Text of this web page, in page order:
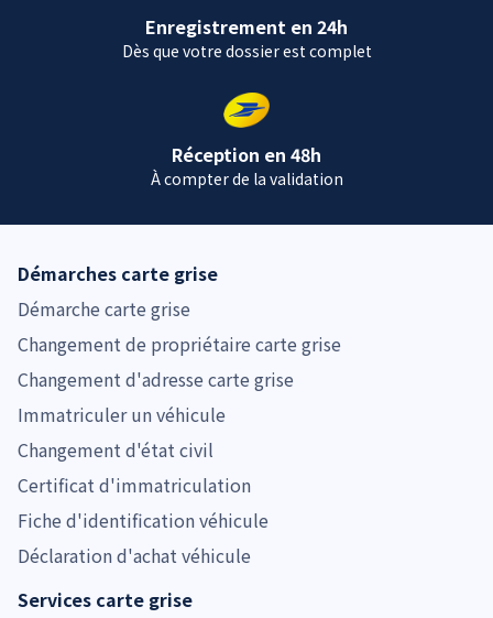
Enregistrement en 24h
Dès que votre dossier est complet
Réception en 48h
À compter de la validation
Démarches carte grise
Démarche carte grise
Changement de propriétaire carte grise
Changement d'adresse carte grise
Immatriculer un véhicule
Changement d'état civil
Certificat d'immatriculation
Fiche d'identification véhicule
Déclaration d'achat véhicule
Services carte grise